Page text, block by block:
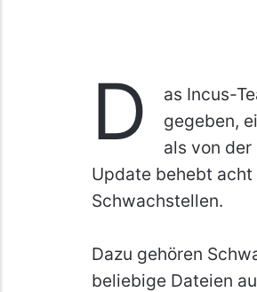
D
as Incus-
gegeben,
als von
Update behebt
Schwachstellen.
Dazu gehören
beliebige Dateien